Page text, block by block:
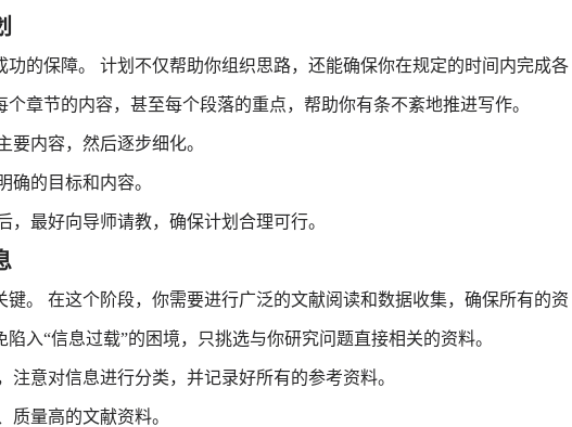
功的保障。 计划不仅帮助你组织思路，还能确保你在规定的时间内完成各
章节的内容，甚至每个段落的重点，帮助你有条不紊地推进写作。
要内容，然后逐步细化。
确的目标和内容。
，最好向导师请教，确保计划合理可行。
键。 在这个阶段，你需要进行广泛的文献阅读和数据收集，确保所有的资
入“信息过载”的困境，只挑选与你研究问题直接相关的资料。
注意对信息进行分类，并记录好所有的参考资料。
质量高的文献资料。